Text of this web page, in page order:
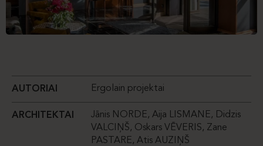
AUTORIAI Ergolain projektai
ARCHITEKTAI
Jānis NORDE, Aija LISMANE, Didzis
VALCIŅŠ, Oskars VĒVERIS, Zane
PASTARE, Atis AUZIŅŠ